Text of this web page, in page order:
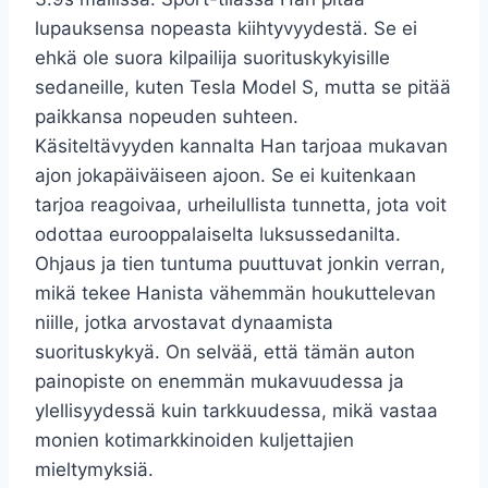
lupauksensa nopeasta kiihtyvyydestä. Se ei
ehkä ole suora kilpailija suorituskykyisille
sedaneille, kuten Tesla Model S, mutta se pitää
paikkansa nopeuden suhteen.
Käsiteltävyyden kannalta Han tarjoaa mukavan
ajon jokapäiväiseen ajoon. Se ei kuitenkaan
tarjoa reagoivaa, urheilullista tunnetta, jota voit
odottaa eurooppalaiselta luksussedanilta.
Ohjaus ja tien tuntuma puuttuvat jonkin verran,
mikä tekee Hanista vähemmän houkuttelevan
niille, jotka arvostavat dynaamista
suorituskykyä. On selvää, että tämän auton
painopiste on enemmän mukavuudessa ja
ylellisyydessä kuin tarkkuudessa, mikä vastaa
monien kotimarkkinoiden kuljettajien
mieltymyksiä.